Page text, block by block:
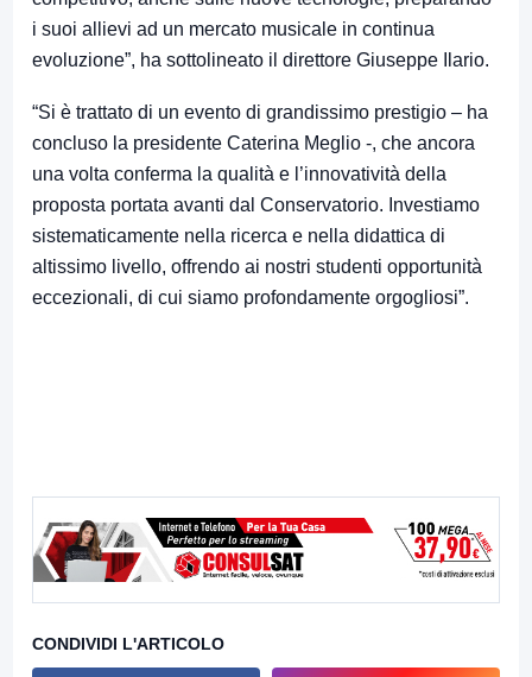
i suoi allievi ad un mercato musicale in continua
evoluzione”, ha sottolineato il direttore Giuseppe Ilario.
“Si è trattato di un evento di grandissimo prestigio – ha
concluso la presidente Caterina Meglio -, che ancora
una volta conferma la qualità e l’innovatività della
proposta portata avanti dal Conservatorio. Investiamo
sistematicamente nella ricerca e nella didattica di
altissimo livello, offrendo ai nostri studenti opportunità
eccezionali, di cui siamo profondamente orgogliosi”.
CONDIVIDI L'ARTICOLO